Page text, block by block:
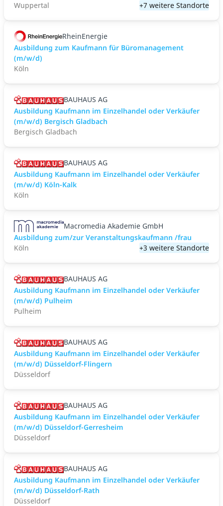
Wuppertal
+7 weitere Standorte
RheinEnergie
Ausbildung zum Kaufmann für Büromanagement
(m/w/d)
Köln
BAUHAUS AG
Ausbildung Kaufmann im Einzelhandel oder Verkäufer
(m/w/d) Bergisch Gladbach
Bergisch Gladbach
BAUHAUS AG
Ausbildung Kaufmann im Einzelhandel oder Verkäufer
(m/w/d) Köln-Kalk
Köln
Macromedia Akademie GmbH
Ausbildung zum/zur Veranstaltungs­kaufmann /frau
Köln
+3 weitere Standorte
BAUHAUS AG
Ausbildung Kaufmann im Einzelhandel oder Verkäufer
(m/w/d) Pulheim
Pulheim
BAUHAUS AG
Ausbildung Kaufmann im Einzelhandel oder Verkäufer
(m/w/d) Düsseldorf-Flingern
Düsseldorf
BAUHAUS AG
Ausbildung Kaufmann im Einzelhandel oder Verkäufer
(m/w/d) Düsseldorf-Gerresheim
Düsseldorf
BAUHAUS AG
Ausbildung Kaufmann im Einzelhandel oder Verkäufer
(m/w/d) Düsseldorf-Rath
Düsseldorf